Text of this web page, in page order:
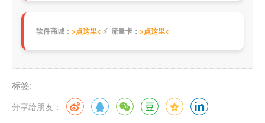
软件商城： >点这里< ⚡ 流量卡： >点这里<
标签:
分享给朋友：